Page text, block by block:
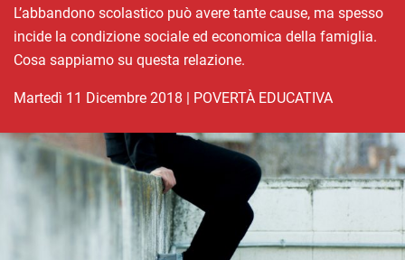
L’abbandono scolastico può avere tante cause, ma spesso
incide la condizione sociale ed economica della famiglia.
Cosa sappiamo su questa relazione.
martedì 11 Dicembre 2018 | POVERTÀ EDUCATIVA